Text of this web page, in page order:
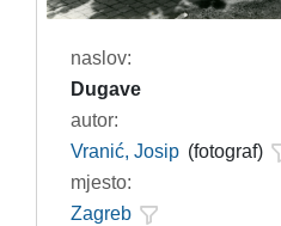
naslov:
Dugave
autor:
Vranić, Josip (fotograf)
mjesto:
Zagreb